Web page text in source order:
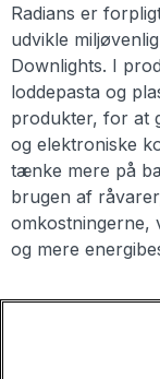
Radians er
udvikle
Downlights. I
loddepasta og
produkter, for at
og elektroniske
tænke mere på
brugen af
omkostningerne,
og mere